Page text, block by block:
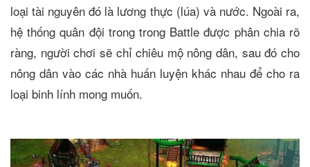
loại tài nguyên đó là lương thực (lúa) và nước. Ngoài ra,
hệ thống quân đội trong trong Battle được phân chia rõ
ràng, người chơi sẽ chỉ chiêu mộ nông dân, sau đó cho
nông dân vào các nhà huấn luyện khác nhau để cho ra
loại binh lính mong muốn.